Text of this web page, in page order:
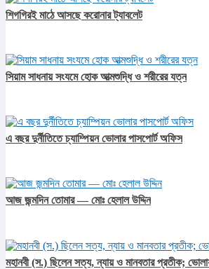
শিগগিরই মাঠে আসছে করোনার ট্যাবলেট
সিয়াম সাধনায় সংযমে হোক আত্মশুদ্ধি ও শরীরের যত্ন
এ বছর দুর্নীতিতে চ্যাম্পিয়ন ভোলার পাসপোর্ট অফিস
আজ জন্মদিন তোমার — মোঃ হেলাল উদ্দিন
মহানবী (স.) ছিলেন সত্য, ন্যায় ও মানবতার প্রতীক;